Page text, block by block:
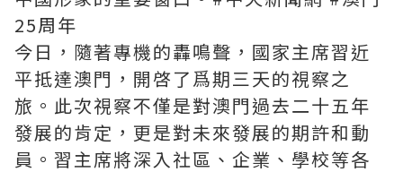
25周年
今日，隨著專機的轟鳴聲，國家主席習近
平抵達澳門，開啓了爲期三天的視察之
旅。此次視察不僅是對澳門過去二十五年
發展的肯定，更是對未來發展的期許和動
員。習主席將深入社區、企業、學校等各